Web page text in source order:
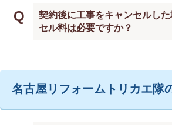
Q
契約後に工事をキャンセルし
セル料は必要ですか？
名古屋リフォームトリカエ隊